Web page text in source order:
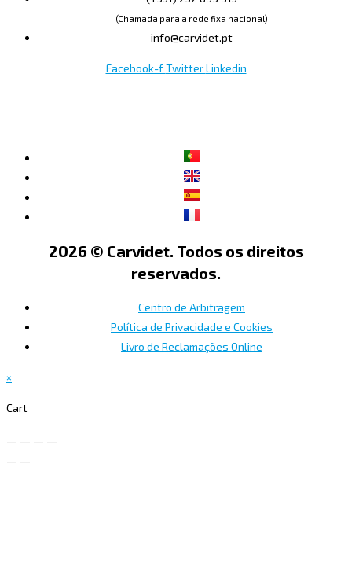
(Chamada para a rede fixa nacional)
info@carvidet.pt
Facebook-f Twitter Linkedin
2026 © Carvidet. Todos os direitos
reservados.
Centro de Arbitragem
Política de Privacidade e Cookies
Livro de Reclamações Online
×
Cart